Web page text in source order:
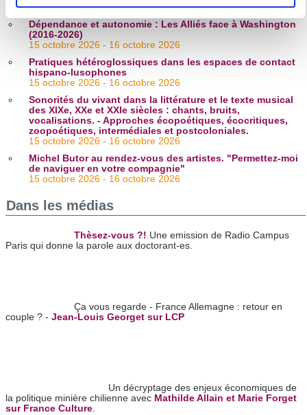
pour en relever les caractéristiques spécifiques
(empreintes digitales).
Pour en savoir plus sur le traitement de vos données
personnelles et définir vos préférences, reportez-vous à la
section « Détails ». Vous pouvez modifier ou retirer votre
consentement à tout moment à partir de la déclaration sur
les cookies.
Les cookies nous permettent de personnaliser le contenu
et les annonces, d'offrir des fonctionnalités relatives aux
médias sociaux et d'analyser notre trafic. Nous
notre site avec nos partenaires de médias sociaux, de
d'autres informations que vous leur avez fournies ou qu'ils
11 octobre 2026 - 14 octobre 2026
Dépendance et autonomie : Les Alliés face à Washington
(2016-2026)
15 octobre 2026 - 16 octobre 2026
Pratiques hétéroglossiques dans les espaces de contact
hispano-lusophones
15 octobre 2026 - 16 octobre 2026
Sonorités du vivant dans la littérature et le texte musical
des XIXe, XXe et XXIe siècles : chants, bruits,
vocalisations. - Approches écopoétiques, écocritiques,
zoopoétiques, intermédiales et postcoloniales.
15 octobre 2026 - 16 octobre 2026
Michel Butor au rendez-vous des artistes. "Permettez-moi
de naviguer en votre compagnie"
15 octobre 2026 - 16 octobre 2026
Dans les médias
Thèsez-vous ?! Une emission de Radio Campus
Paris qui donne la parole aux doctorant-es.
Ça vous regarde - France Allemagne : retour en
couple ? - Jean-Louis Georget sur LCP
Un décryptage des enjeux économiques de
la politique minière chilienne avec Mathilde Allain et Marie Forget
sur France Culture.